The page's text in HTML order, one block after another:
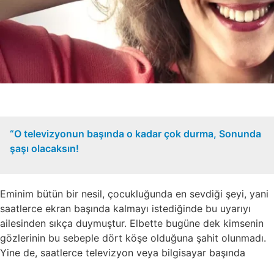
“O televizyonun başında o kadar çok durma, Sonunda
şaşı olacaksın!
Eminim bütün bir nesil, çocukluğunda en sevdiği şeyi, yani
saatlerce ekran başında kalmayı istediğinde bu uyarıyı
ailesinden sıkça duymuştur. Elbette bugüne dek kimsenin
gözlerinin bu sebeple dört köşe olduğuna şahit olunmadı.
Yine de, saatlerce televizyon veya bilgisayar başında